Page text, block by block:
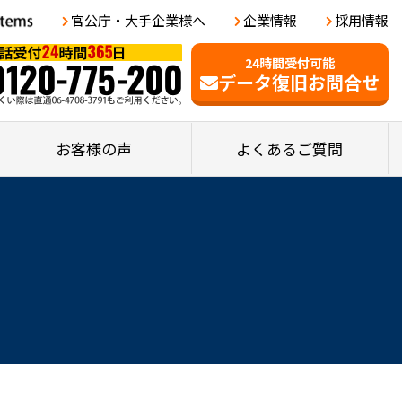
官公庁・大手企業様へ 企業情報 採用情報
24時間受付可能
データ復旧お問合せ
お客様の声 よくあるご質問